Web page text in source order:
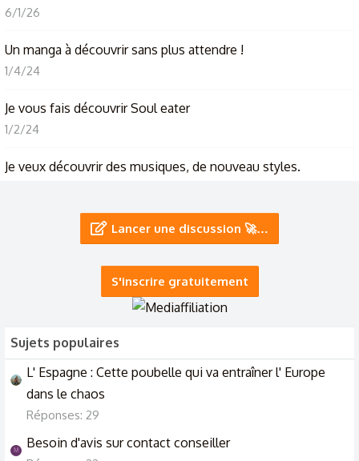
6/1/26
Un manga à découvrir sans plus attendre !
1/4/24
Je vous fais découvrir Soul eater
1/2/24
Je veux découvrir des musiques, de nouveau styles.
Je viens de découvrir un truc incroyable
Lancer une discussion 🚀…
S'inscrire gratuitement
Sujets populaires
L' Espagne : Cette poubelle qui va entraîner l' Europe
dans le chaos
Réponses: 29
M Besoin d'avis sur contact conseiller